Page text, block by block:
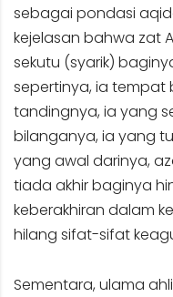
sebagai pondasi
kejelasan bahwa zat
sekutu (syarik)
sepertinya, ia
tandingnya, ia yang
bilanganya, ia yang
yang awal darinya,
tiada akhir baginya
keberakhiran dalam
hilang sifat-sifat
Sementara, ulama